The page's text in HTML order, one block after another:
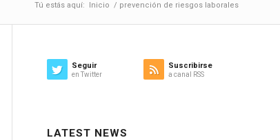
Tú estás aquí: Inicio / prevención de riesgos laborales
Seguir
en Twitter
Suscribirse
a canal RSS
LATEST NEWS